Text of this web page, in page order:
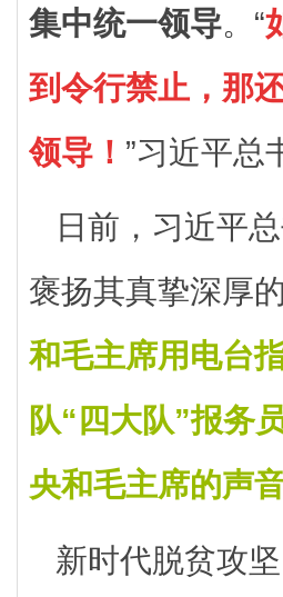
集中统一领导。“
到令行禁止，那
领导！ ”习近平总
日前，习近平
褒扬其真挚深厚
和毛主席用电台
队“四大队”报务
央和毛主席的声音
新时代脱贫攻